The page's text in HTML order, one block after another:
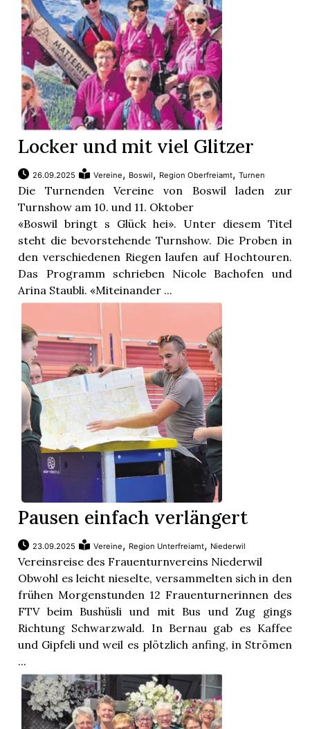
Locker und mit viel Glitzer
26.09.2025 Vereine, Boswil, Region Oberfreiamt,Turnen
Die Turnenden Vereine von Boswil laden zur
Turnshow am 10. und 11. Oktober
«Boswil bringt s Glück hei». Unter diesem Titel
steht die bevorstehende Turnshow. Die Proben in
den verschiedenen Riegen laufen auf Hochtouren.
Das Programm schrieben Nicole Bachofen und
Arina Staubli. «Miteinander ...
Pausen einfach verlängert
23.09.2025 Vereine, Region Unterfreiamt, Niederwil
Vereinsreise des Frauenturnvereins Niederwil
Obwohl es leicht nieselte, versammelten sich in den
frühen Morgenstunden 12 Frauenturnerinnen des
FTV beim Bushüsli und mit Bus und Zug gings
Richtung Schwarzwald. In Bernau gab es Kaffee
und Gipfeli und weil es plötzlich anfing, in Strömen
...